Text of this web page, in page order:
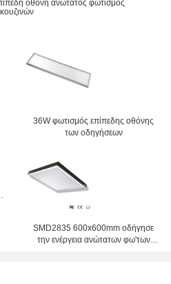
οθόνη ανώτατος φωτισμός
κουζινών
36W φωτισμός επίπεδης οθόνης
των οδηγήσεων
SMD2835 600x600mm οδήγησε
την ενέργεια ανώτατων φω'των